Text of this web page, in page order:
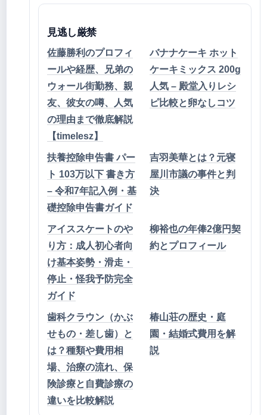
見逃し厳禁
佐藤勝利のプロフィ
ールや経歴、兄弟の
ウォール街勤務、親
友、彼女の噂、人気
の理由まで徹底解説
【timelesz】
バナナケーキ ホット
ケーキミックス 200g
人気 – 殿堂入りレシ
ピ比較と卵なしコツ
扶養控除申告書 パー
ト 103万以下 書き方
– 令和7年記入例・基
礎控除申告書ガイド
吉羽美華とは？元寝
屋川市議の事件と判
決
アイススケートのや
り方：成人初心者向
け基本姿勢・滑走・
停止・怪我予防完全
ガイド
柳裕也の年俸2億円契
約とプロフィール
歯科クラウン（かぶ
せもの・差し歯）と
は？種類や費用相
場、治療の流れ、保
険診療と自費診療の
違いを比較解説
椿山荘の歴史・庭
園・結婚式費用を解
説